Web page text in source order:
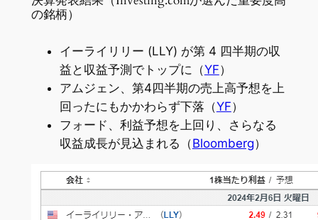
の銘柄）
イーライリリー (LLY) が第 4 四半期の収
益と収益予測でトップに（YF）
アムジェン、第4四半期の売上高予想を上
回ったにもかかわらず下落（YF）
フォード、利益予想を上回り、さらなる
収益成長が見込まれる（Bloomberg）